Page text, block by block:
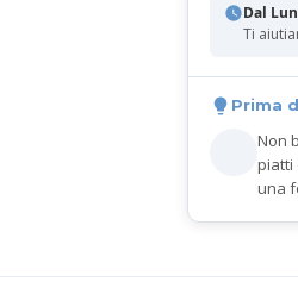
Dal
Ti
Prima
Non
piatti
una